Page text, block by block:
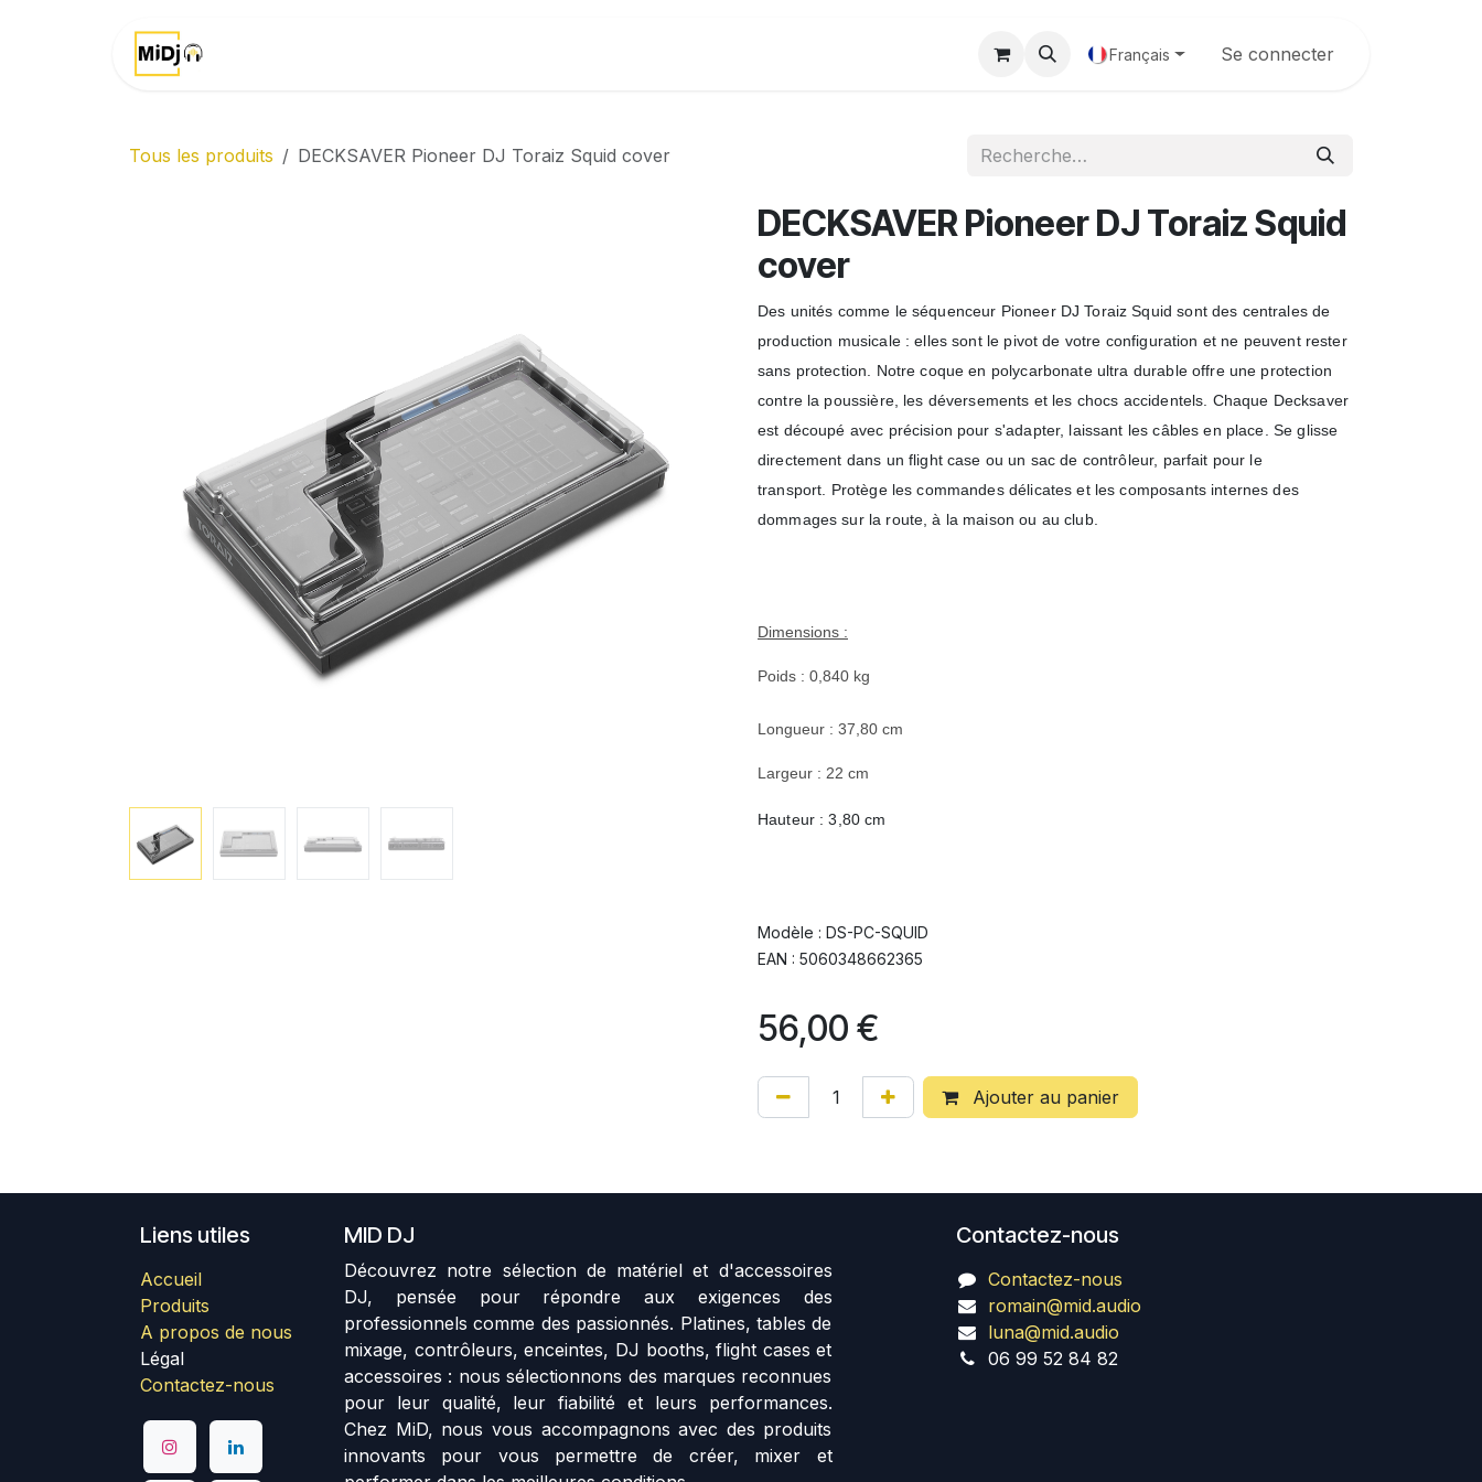
Galerie Français Se connecter
Tous les produits DECKSAVER Pioneer DJ Toraiz Squid cover
DECKSAVER Pioneer DJ Toraiz Squid
cover
Des unités comme le séquenceur Pioneer DJ Toraiz Squid sont des centrales de
production musicale : elles sont le pivot de votre configuration et ne peuvent rester
sans protection. Notre coque en polycarbonate ultra durable offre une protection
contre la poussière, les déversements et les chocs accidentels. Chaque Decksaver
est découpé avec précision pour s'adapter, laissant les câbles en place. Se glisse
directement dans un flight case ou un sac de contrôleur, parfait pour le
transport. Protège les commandes délicates et les composants internes des
dommages sur la route, à la maison ou au club.
Dimensions :
Poids : 0,840 kg
Longueur : 37,80 cm
Largeur : 22 cm
Hauteur : 3,80 cm
Modèle : DS-PC-SQUID
EAN : 5060348662365
56,00 €
Ajouter au panier
Liens utiles
Accueil
Produits
A propos de nous
Légal
Contactez-nous
Contactez-nous
Contactez-nous
romain@mid.audio
luna@mid.audio
06 99 52 84 82
MID DJ
Découvrez notre sélection de matériel et d'accessoires
DJ, pensée pour répondre aux exigences des
professionnels comme des passionnés. Platines, tables de
mixage, contrôleurs, enceintes, DJ booths, flight cases et
accessoires : nous sélectionnons des marques reconnues
pour leur qualité, leur fiabilité et leurs performances.
Chez MiD, nous vous accompagnons avec des produits
innovants pour vous permettre de créer, mixer et